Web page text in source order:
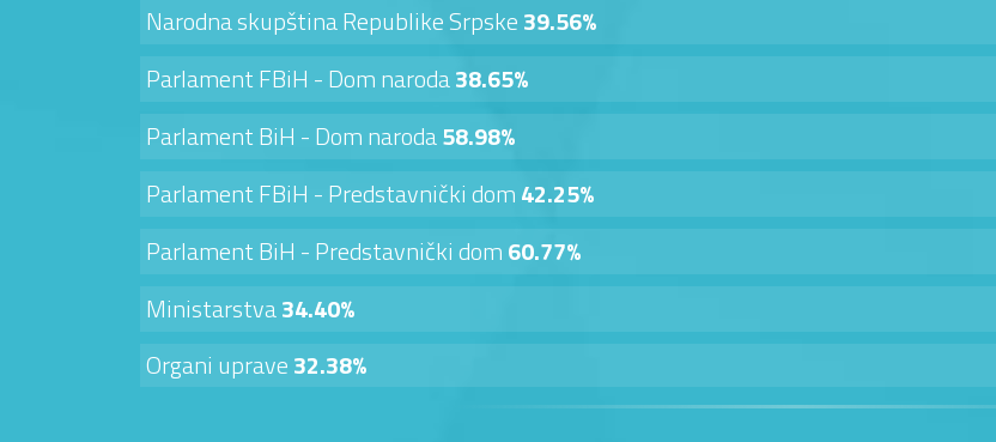
Narodna skupština Republike Srpske39.56%
Parlament FBiH - Dom naroda38.65%
Parlament BiH - Dom naroda58.98%
Parlament FBiH - Predstavnički dom42.25%
Parlament BiH - Predstavnički dom60.77%
Ministarstva34.40%
Organi uprave32.38%